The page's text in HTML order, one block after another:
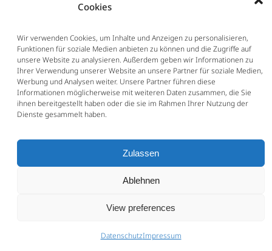
Cookies
Wir verwenden Cookies, um Inhalte und Anzeigen zu personalisieren,
Funktionen für soziale Medien anbieten zu können und die Zugriffe auf
unsere Website zu analysieren. Außerdem geben wir Informationen zu
Ihrer Verwendung unserer Website an unsere Partner für soziale Medien,
Werbung und Analysen weiter. Unsere Partner führen diese
Informationen möglicherweise mit weiteren Daten zusammen, die Sie
ihnen bereitgestellt haben oder die sie im Rahmen Ihrer Nutzung der
Dienste gesammelt haben.
Zulassen
Ablehnen
View preferences
DatenschutzImpressum